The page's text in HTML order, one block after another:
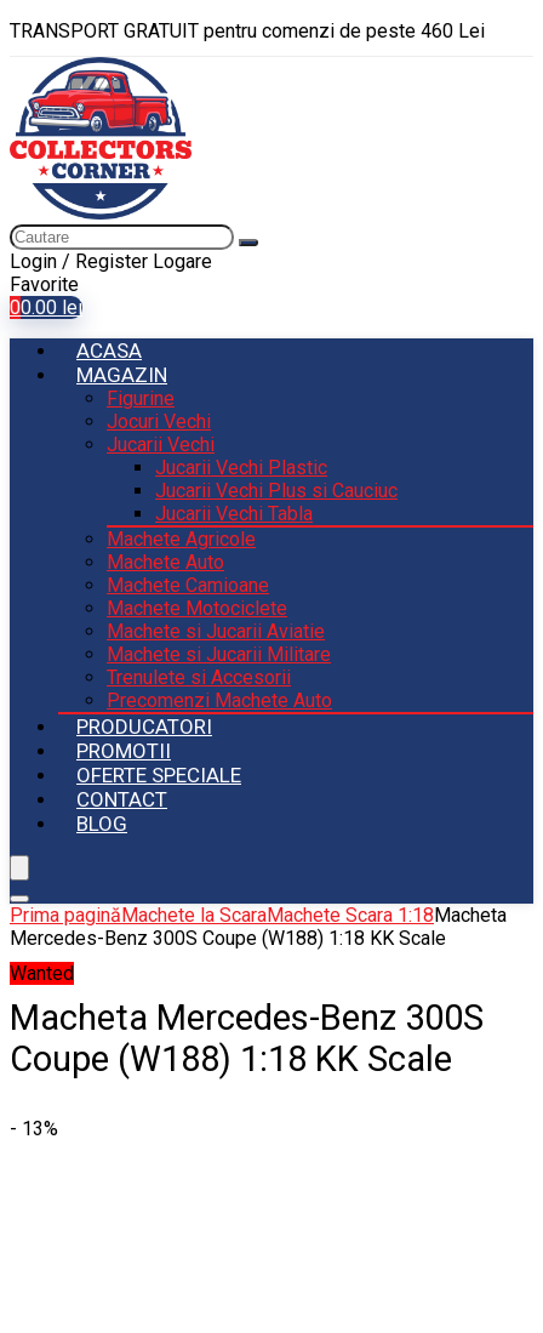
TRANSPORT GRATUIT pentru comenzi de peste 460 Lei
Login / Register Logare
Favorite
00.00 lei
ACASA
MAGAZIN
Figurine
Jocuri Vechi
Jucarii Vechi
Jucarii Vechi Plastic
Jucarii Vechi Plus si Cauciuc
Jucarii Vechi Tabla
Machete Agricole
Machete Auto
Machete Camioane
Machete Motociclete
Machete si Jucarii Aviatie
Machete si Jucarii Militare
Trenulete si Accesorii
Precomenzi Machete Auto
PRODUCATORI
PROMOTII
OFERTE SPECIALE
CONTACT
BLOG
Prima paginăMachete la ScaraMachete Scara 1:18Macheta
Mercedes-Benz 300S Coupe (W188) 1:18 KK Scale
Wanted
Macheta Mercedes-Benz 300S
Coupe (W188) 1:18 KK Scale
- 13%